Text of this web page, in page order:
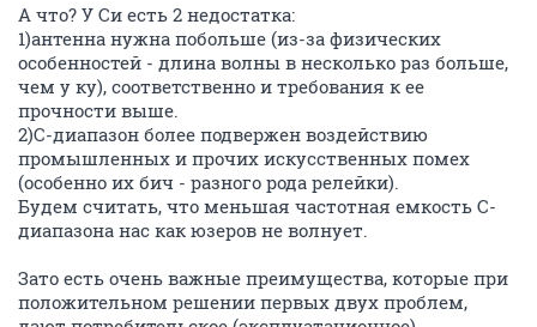
А что? У Си есть 2 недостатка:
1)антенна нужна побольше (из-за физических
особенностей - длина волны в несколько раз больше,
чем у ку), соответственно и требования к ее
прочности выше.
2)С-диапазон более подвержен воздействию
промышленных и прочих искусственных помех
(особенно их бич - разного рода релейки).
Будем считать, что меньшая частотная емкость С-
диапазона нас как юзеров не волнует.
Зато есть очень важные преимущества, которые при
положительном решении первых двух проблем,